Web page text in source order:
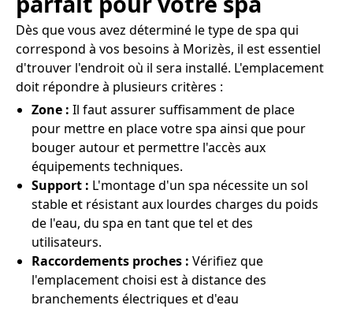
Dès que vous avez déterminé le type de spa qui
correspond à vos besoins à Morizès, il est essentiel
d'trouver l'endroit où il sera installé. L'emplacement
doit répondre à plusieurs critères :
Zone : Il faut assurer suffisamment de place
pour mettre en place votre spa ainsi que pour
bouger autour et permettre l'accès aux
équipements techniques.
Support : L'montage d'un spa nécessite un sol
stable et résistant aux lourdes charges du poids
de l'eau, du spa en tant que tel et des
utilisateurs.
Raccordements proches : Vérifiez que
l'emplacement choisi est à distance des
branchements électriques et d'eau